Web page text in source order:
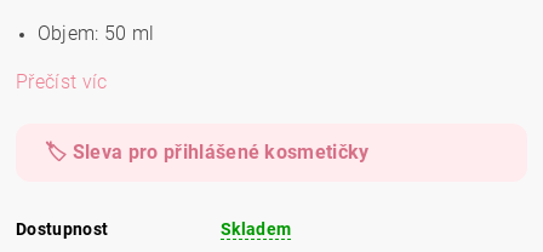
Objem: 50 ml
Přečíst víc
🏷️ Sleva pro přihlášené kosmetičky
Dostupnost Skladem